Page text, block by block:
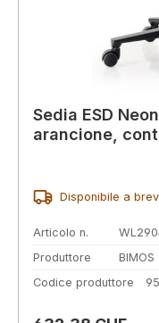
Sedia ESD
arancione,
Disponibile a
Articolo n.
Produttore
BIMOS
Codice produttore